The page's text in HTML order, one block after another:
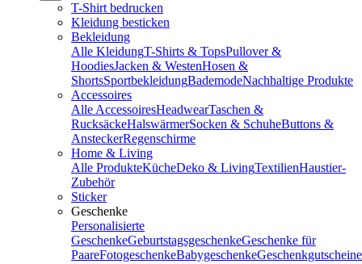
T-Shirt bedrucken
Kleidung besticken
Bekleidung
Alle KleidungT-Shirts & TopsPullover &
HoodiesJacken & WestenHosen &
ShortsSportbekleidungBademodeNachhaltige Produkte
Accessoires
Alle AccessoiresHeadwearTaschen &
RucksäckeHalswärmerSocken & SchuheButtons &
AnsteckerRegenschirme
Home & Living
Alle ProdukteKücheDeko & LivingTextilienHaustier-
Zubehör
Sticker
Geschenke
Personalisierte
GeschenkeGeburtstagsgeschenkeGeschenke für
PaareFotogeschenkeBabygeschenkeGeschenkgutscheine